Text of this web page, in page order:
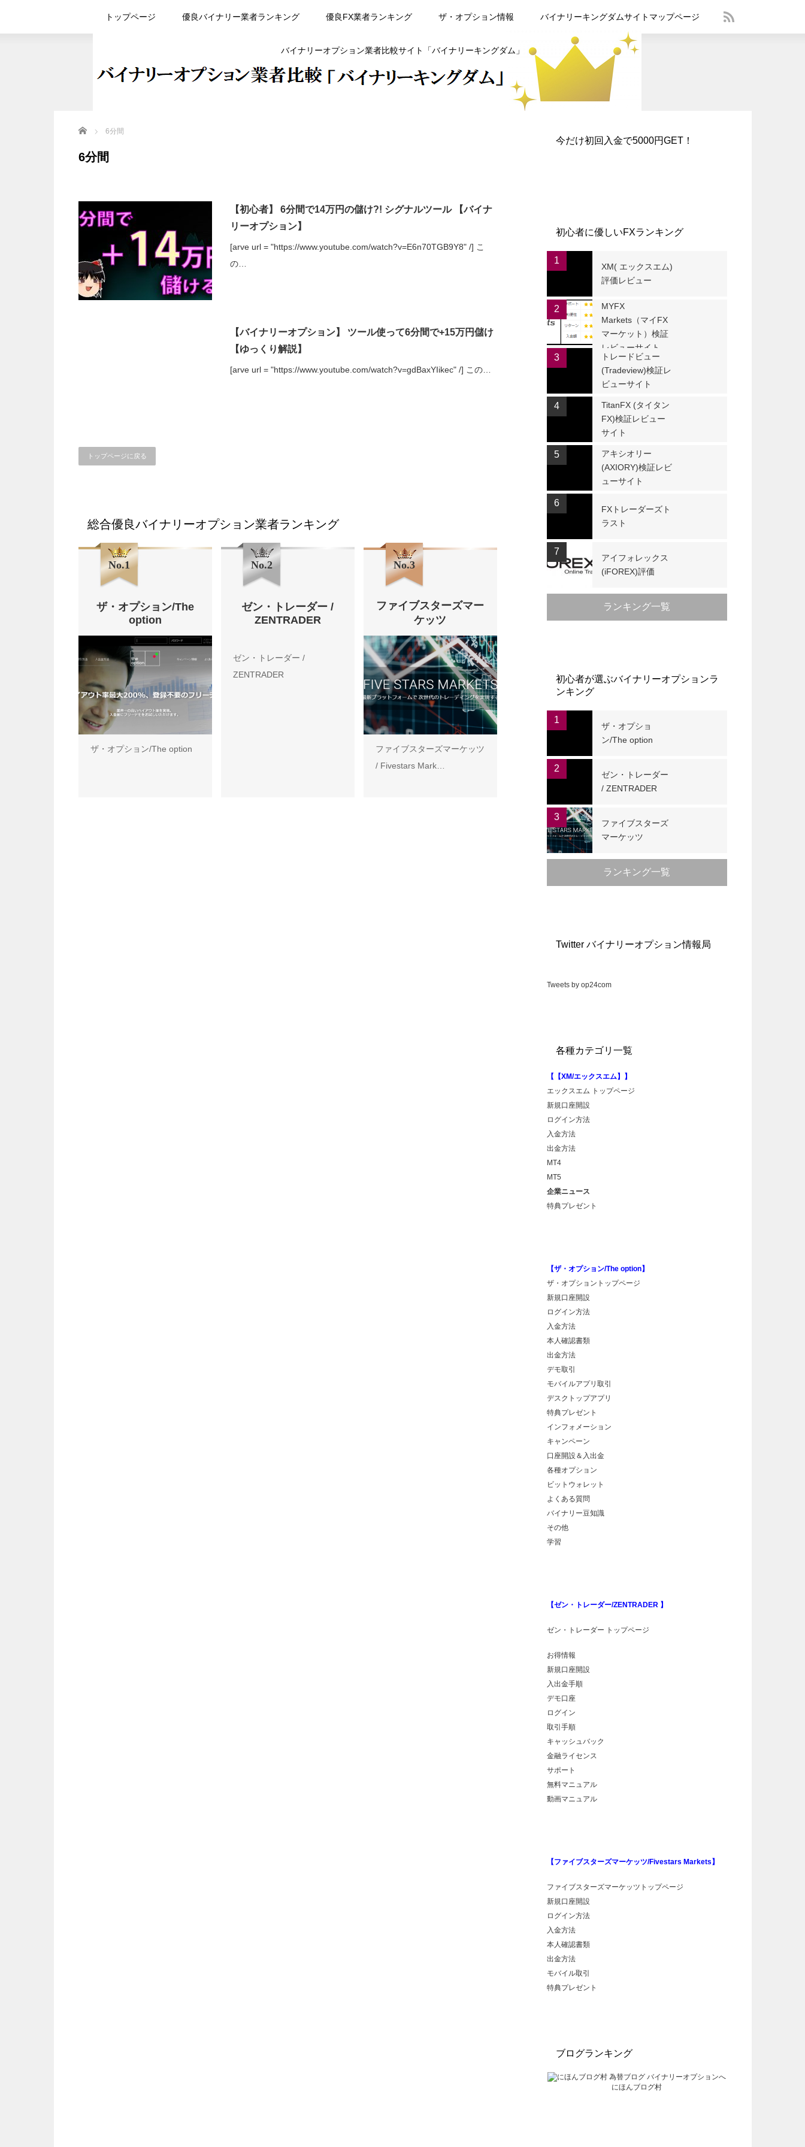
トップページ 優良バイナリー業者ランキング 優良FX業者ランキング ザ・オプション情報 バイナリーキングダムサイトマップページ
バイナリーオプション業者比較サイト「バイナリーキングダム」
Home 6分間
6分間
【初心者】 6分間で14万円の儲け?! シグナルツール 【バイナ
リーオプション】
[arve url = "https://www.youtube.com/watch?v=E6n70TGB9Y8" /] こ
の…
【バイナリーオプション】 ツール使って6分間で+15万円儲け
【ゆっくり解説】
[arve url = "https://www.youtube.com/watch?v=gdBaxYIikec" /] この…
トップページに戻る
総合優良バイナリーオプション業者ランキング
No.1
ザ・オプション/The
option
ザ・オプション/The option
No.2
ゼン・トレーダー /
ZENTRADER
ゼン・トレーダー /
ZENTRADER
No.3
ファイブスターズマー
ケッツ
ファイブスターズマーケッツ
/ Fivestars Mark…
今だけ初回入金で5000円GET！
初心者に優しいFXランキング
1
XM( エックスエム)
評価レビュー
2
MYFX
Markets（マイFX
マーケット）検証
レビューサイト
3
トレードビュー
(Tradeview)検証レ
ビューサイト
4
TitanFX (タイタン
FX)検証レビュー
サイト
5
アキシオリー
(AXIORY)検証レビ
ューサイト
6
FXトレーダーズト
ラスト
7
アイフォレックス
(iFOREX)評価
ランキング一覧
初心者が選ぶバイナリーオプションラ
ンキング
1
ザ・オプショ
ン/The option
2
ゼン・トレーダー
/ ZENTRADER
3
ファイブスターズ
マーケッツ
ランキング一覧
Twitter バイナリーオプション情報局
Tweets by op24com
各種カテゴリ一覧
【【XM/エックスエム】】
エックスエム トップページ
新規口座開設
ログイン方法
入金方法
出金方法
MT4
MT5
企業ニュース
特典プレゼント
【ザ・オプション/The option】
ザ・オプショントップページ
新規口座開設
ログイン方法
入金方法
本人確認書類
出金方法
デモ取引
モバイルアプリ取引
デスクトップアプリ
特典プレゼント
インフォメーション
キャンペーン
口座開設＆入出金
各種オプション
ビットウォレット
よくある質問
バイナリー豆知識
その他
学習
【ゼン・トレーダー/ZENTRADER 】
ゼン・トレーダー トップページ
お得情報
新規口座開設
入出金手順
デモ口座
ログイン
取引手順
キャッシュバック
金融ライセンス
サポート
無料マニュアル
動画マニュアル
【ファイブスターズマーケッツ/Fivestars Markets】
ファイブスターズマーケッツトップページ
新規口座開設
ログイン方法
入金方法
本人確認書類
出金方法
モバイル取引
特典プレゼント
ブログランキング
にほんブログ村